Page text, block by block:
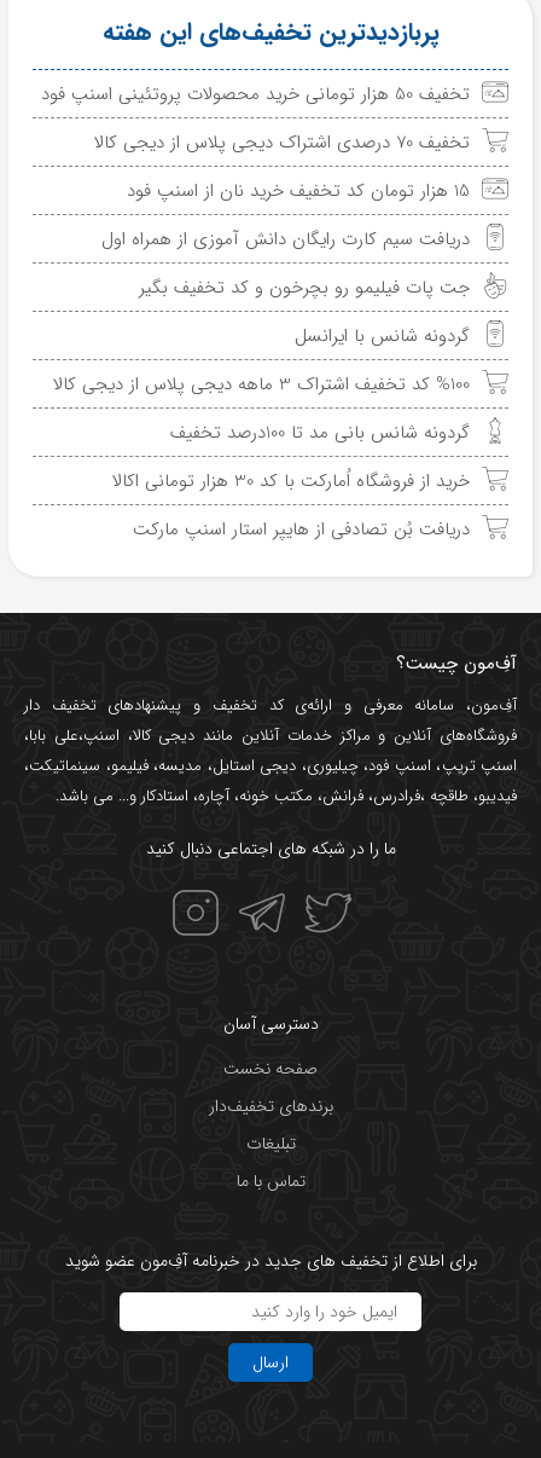
پربازدیدترین تخفیف‌های این هفته
تخفیف 50 هزار تومانی خرید محصولات پروتئینی اسنپ فود
تخفیف 70 درصدی اشتراک دیجی پلاس از دیجی کالا
15 هزار تومان کد تخفیف خرید نان از اسنپ فود
دریافت سیم کارت رایگان دانش آموزی از همراه اول
جت پات فیلیمو رو بچرخون و کد تخفیف بگیر
گردونه شانس با ایرانسل
%100 کد تخفیف اشتراک 3 ماهه دیجی پلاس از دیجی کالا
گردونه شانس بانی مد تا 100درصد تخفیف
خرید از فروشگاه اُمارکت با کد 30 هزار تومانی اکالا
دریافت بُن تصادفی از هایپر استار اسنپ مارکت
آفِ‌مون چیست؟
آفِ‌مون، سامانه معرفی و ارائه‌یکد تخفیف و پیشنهادهای تخفیف دار
فروشگاه‌های آنلاین و مراکز خدمات آنلاین مانند دیجی کالا، اسنپ،علی بابا،
اسنپ تریپ، اسنپ فود،چیلیوری، دیجی استایل، مدیسه،فیلیمو، سینماتیکت،
فیدیبو، طاقچه ،فرادرس، فرانش، مکتب خونه،آچاره، استادکار و... می باشد.
ما را در شبکه های اجتماعی دنبال کنید
دسترسی آسان
صفحه نخست
برندهای تخفیف‌دار
تبلیغات
تماس با ما
برای اطلاع از تخفیف های جدید در خبرنامه آفِ‌مون عضو شوید
ارسال